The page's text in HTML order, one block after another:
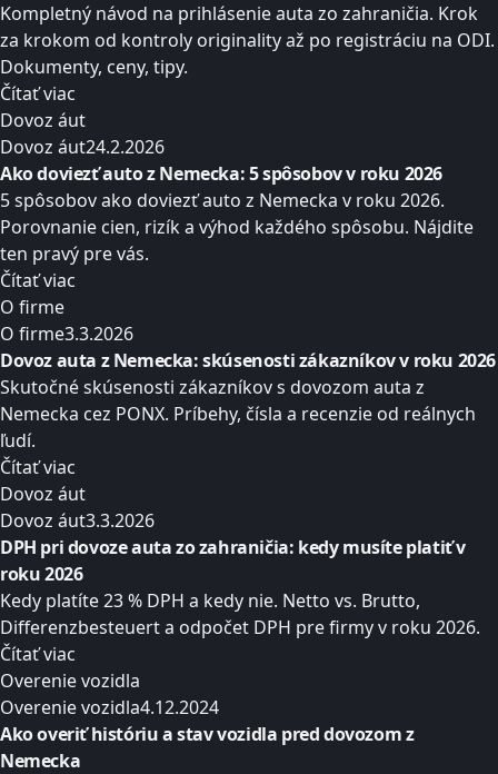
Kompletný návod na prihlásenie auta zo zahraničia. Krok
za krokom od kontroly originality až po registráciu na ODI.
Dokumenty, ceny, tipy.
Čítať viac
Dovoz áut
Dovoz áut24.2.2026
Ako doviezť auto z Nemecka: 5 spôsobov v roku 2026
5 spôsobov ako doviezť auto z Nemecka v roku 2026.
Porovnanie cien, rizík a výhod každého spôsobu. Nájdite
ten pravý pre vás.
Čítať viac
O firme
O firme3.3.2026
Dovoz auta z Nemecka: skúsenosti zákazníkov v roku 2026
Skutočné skúsenosti zákazníkov s dovozom auta z
Nemecka cez PONX. Príbehy, čísla a recenzie od reálnych
ľudí.
Čítať viac
Dovoz áut
Dovoz áut3.3.2026
DPH pri dovoze auta zo zahraničia: kedy musíte platiť v
roku 2026
Kedy platíte 23 % DPH a kedy nie. Netto vs. Brutto,
Differenzbesteuert a odpočet DPH pre firmy v roku 2026.
Čítať viac
Overenie vozidla
Overenie vozidla4.12.2024
Ako overiť históriu a stav vozidla pred dovozom z
Nemecka